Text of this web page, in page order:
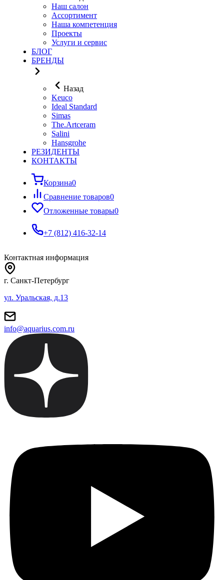
Наш салон
Ассортимент
Наша компетенция
Проекты
Услуги и сервис
БЛОГ
БРЕНДЫ
Назад
Keuco
Ideal Standard
Simas
The.Artceram
Salini
Hansgrohe
РЕЗИДЕНТЫ
КОНТАКТЫ
Корзина0
Сравнение товаров0
Отложенные товары0
+7 (812) 416-32-14
Контактная информация
г. Санкт-Петербург
ул. Уральская, д.13
info@aquarius.com.ru